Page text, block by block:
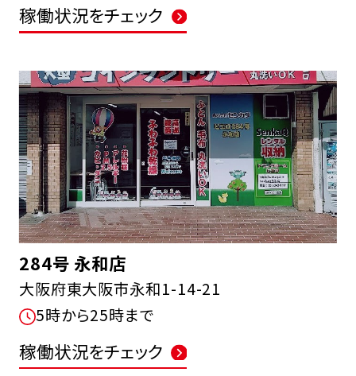
稼働状況をチェック
284号 永和店
大阪府東大阪市永和1-14-21
5時から25時まで
稼働状況をチェック